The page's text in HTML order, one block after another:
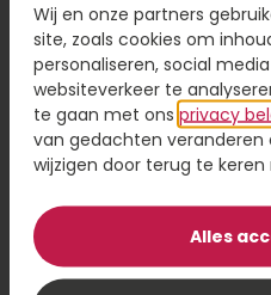
Bloemen voor jou!
11,95
Wij en onze partners
site, zoals cookies om
personaliseren, social
websiteverkeer te
te gaan met ons privacy
van gedachten veranderen
wijzigen door terug te keren
Alles